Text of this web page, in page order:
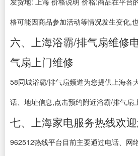
格可能因商品参加活动等情况发生变化,
六、上海浴霸/排气扇维修
气扇上门维修
58同城浴霸/排气扇频道为您提供上海各
话、地址信息,点击预约附近浴霸/排气扇
七、上海家电服务热线欢
962512热线平台目前主要通过电话、网